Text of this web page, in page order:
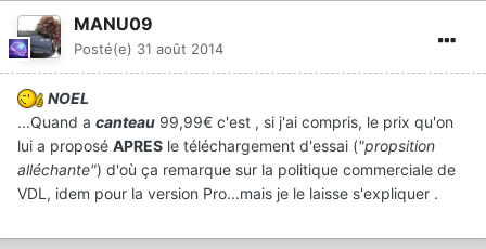
MANU09
Posté(e) 31 août 2014
NOEL
...Quand a canteau 99,99€ c'est , si j'ai compris, le prix qu'on
lui a proposé APRES le téléchargement d'essai ("propsition
alléchante") d'où ça remarque sur la politique commerciale de
VDL, idem pour la version Pro...mais je le laisse s'expliquer .